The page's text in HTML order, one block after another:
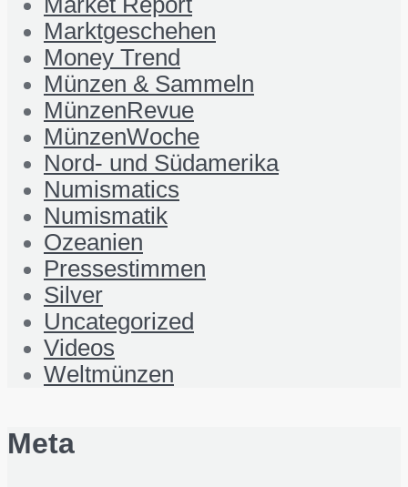
Marktgeschehen
Money Trend
Münzen & Sammeln
MünzenRevue
MünzenWoche
Nord- und Südamerika
Numismatics
Numismatik
Ozeanien
Pressestimmen
Silver
Uncategorized
Videos
Weltmünzen
Meta